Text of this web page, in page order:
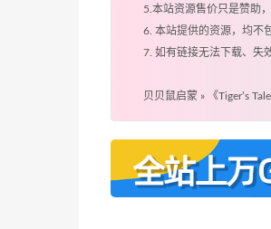
5.本站资源售价只是赞助
6. 本站提供的资源，均不
7. 如有链接无法下载、失
贝贝鼠启蒙 » 《Tiger’s